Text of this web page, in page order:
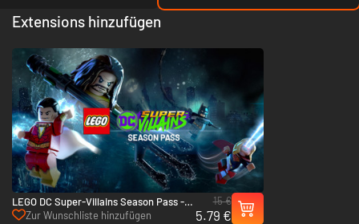
Extensions hinzufügen
LEGO DC Super-Villains Season Pass -
Xbox One & Xbox Series X|S
Zur Wunschliste hinzufügen
15 €
5.79 €